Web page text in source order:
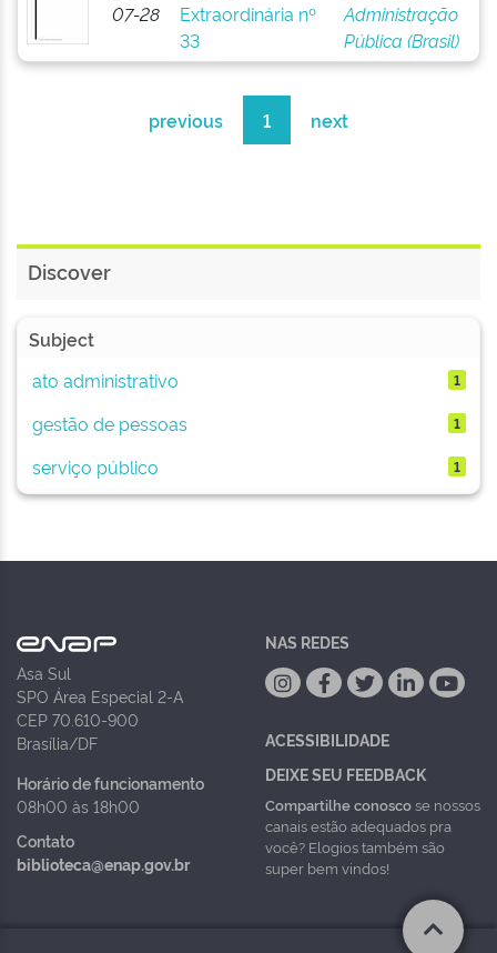
07-28
Extraordinária nº
33
Administração
Pública (Brasil)
previous 1 next
Discover
Subject
ato administrativo
1
gestão de pessoas 1
serviço público 1
Asa Sul
SPO Área Especial 2-A
CEP 70.610-900
Brasília/DF
Horário de funcionamento
08h00 às 18h00
Contato
biblioteca@enap.gov.br
NAS REDES
ACESSIBILIDADE
DEIXE SEU FEEDBACK
Compartilhe conoscose nossos
canais estão adequados pra
você? Elogios também são
super bem vindos!